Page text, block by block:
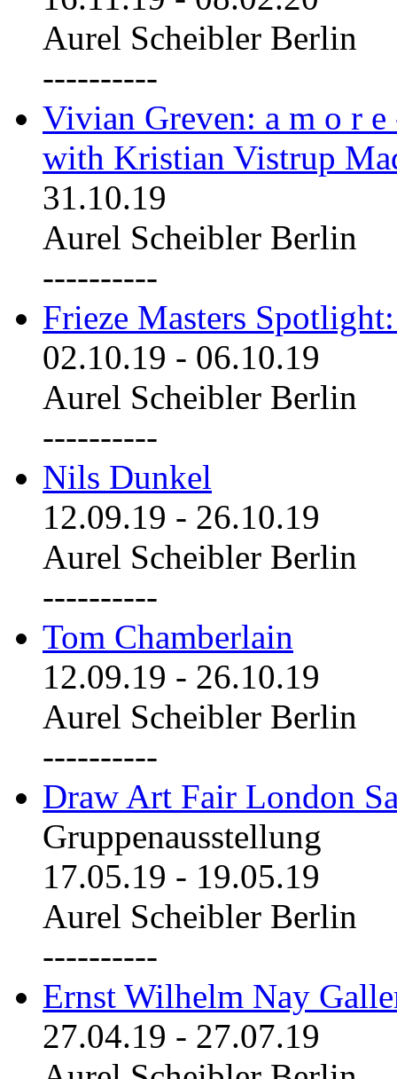
Aurel Scheibler Berlin
----------
Vivian Greven: a m o r
with Kristian Vistrup
31.10.19
Aurel Scheibler Berlin
----------
Frieze Masters
02.10.19 - 06.10.19
Aurel Scheibler Berlin
----------
Nils Dunkel
12.09.19 - 26.10.19
Aurel Scheibler Berlin
----------
Tom Chamberlain
12.09.19 - 26.10.19
Aurel Scheibler Berlin
----------
Draw Art Fair London
Gruppenausstellung
17.05.19 - 19.05.19
Aurel Scheibler Berlin
----------
Ernst Wilhelm Nay
27.04.19 - 27.07.19